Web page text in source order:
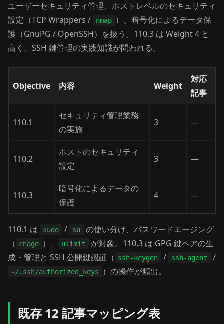
ユーザーセキュリティ管理、ホストレベルのセキュリティ
設定（TCP Wrappers /
nmap ）、暗号化によるデータ保
護（GnuPG / OpenSSH）を扱う。110.3 は Weight 4 と
高く、SSH 鍵管理の実践知識が問われる。
Objective 内容 Weight
対応
記事
110.1
セキュリティ管理業務
の実施
3 —
110.2
ホストのセキュリティ
設定
3 —
110.3
暗号化によるデータの
保護
4 —
110.1 は sudo / su
の使い分け、パスワードエージング
（ chage ）、 ulimit
が対象。110.3 は GPG 鍵ペアの生
成・管理と SSH 公開鍵認証（ ssh-keygen / ssh-agent /
~/.ssh/authorized_keys ）の操作が頻出。
既存 12 記事マッピング表